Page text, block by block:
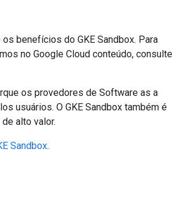
benefícios do GKE Sandbox. Para
no Google Cloud conteúdo, consulte
os provedores de Software as a
usuários. O GKE Sandbox também é
alto valor.
Sandbox.